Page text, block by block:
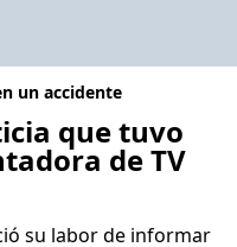
un accidente
que tuvo
de TV
su labor de informar